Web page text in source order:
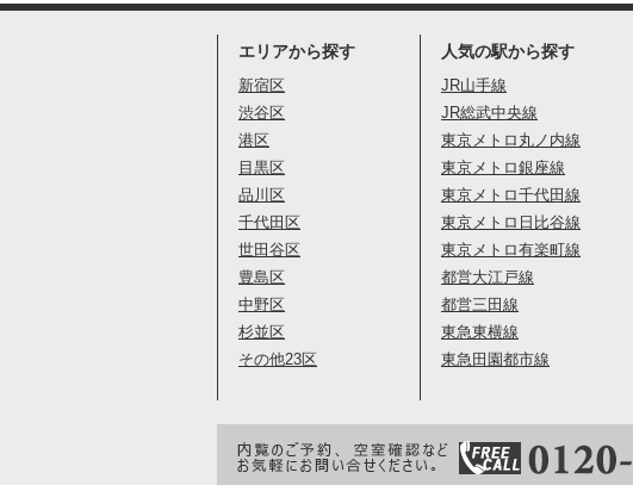
エリアから探す
新宿区
渋谷区
港区
目黒区
品川区
千代田区
世田谷区
豊島区
中野区
杉並区
その他23区
人気の駅から探す
JR山手線
JR総武中央線
東京メトロ丸ノ内線
東京メトロ銀座線
東京メトロ千代田線
東京メトロ日比谷線
東京メトロ有楽町線
都営大江戸線
都営三田線
東急東横線
東急田園都市線